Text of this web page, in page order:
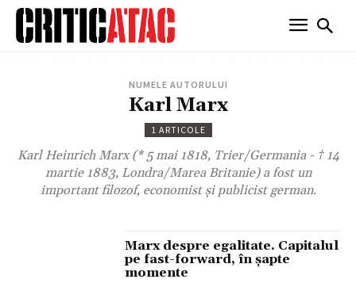
NUMELE AUTORULUI
Karl Marx
1 ARTICOLE
Karl Heinrich Marx (* 5 mai 1818, Trier/Germania - † 14
martie 1883, Londra/Marea Britanie) a fost un
important filozof, economist și publicist german.
Marx despre egalitate. Capitalul
pe fast-forward, în șapte
momente